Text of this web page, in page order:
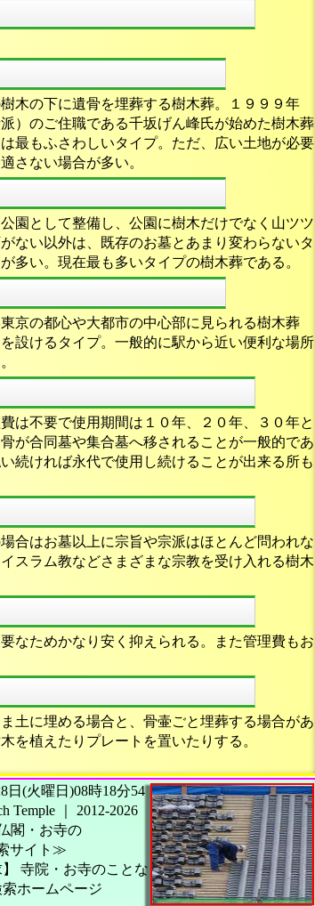
木の下に遺骨を埋葬する樹木葬。１９９９年
）のご住職である千坂げん峰氏が始めた樹木葬
最もふさわしいタイプ。ただ、広い土地が必要
さない場合が多い。
園として整備し、公園に樹木だけでなく山ツツ
ない以外は、既存のお墓とあまり変わらないタ
多い。現在最も多いタイプの樹木葬である。
京の都心や大都市の中心部に見られる樹木葬
設けるタイプ。一般的に駅から近い便利な場所
は不要で使用期間は１０年、２０年、３０年と
が合同墓や集合墓へ移されることが一般的であ
続ければ永代で使用し続けることが出来る所も
合はお墓以上に宗旨や宗派はほとんど問われな
スラム教などさまざまな宗教を受け入れる樹木
なためかなり安く抑えられる。また管理費もお
土に埋める場合と、骨壷ごと埋葬する場合があ
を植えたりプレートを置いたりする。
日(火曜日)08時18分54
Temple
2012-2026
閣・お寺の
サイト≫
寺院・お寺のことな
ホームページ